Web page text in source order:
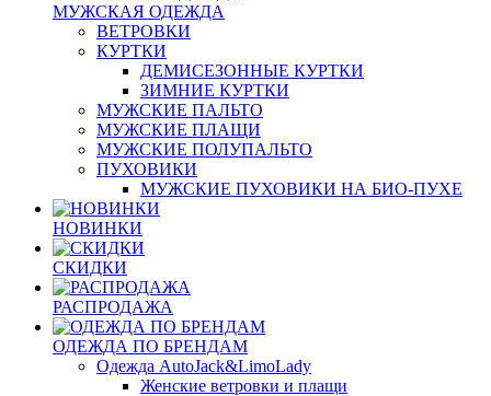
МУЖСКАЯ ОДЕЖДА
ВЕТРОВКИ
КУРТКИ
ДЕМИСЕЗОННЫЕ КУРТКИ
ЗИМНИЕ КУРТКИ
МУЖСКИЕ ПАЛЬТО
МУЖСКИЕ ПЛАЩИ
МУЖСКИЕ ПОЛУПАЛЬТО
ПУХОВИКИ
МУЖСКИЕ ПУХОВИКИ НА БИО-ПУХЕ
НОВИНКИ
СКИДКИ
РАСПРОДАЖА
ОДЕЖДА ПО БРЕНДАМ
Одежда AutoJack&LimoLady
Женские ветровки и плащи